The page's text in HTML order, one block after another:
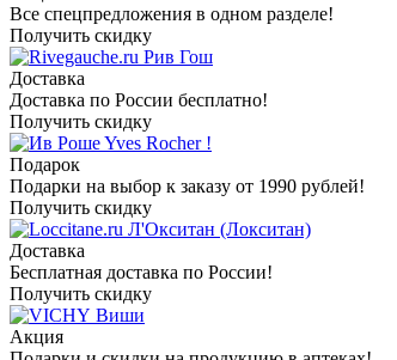
Все спецпредложения в одном разделе!
Получить скидку
Рив Гош
Доставка
Доставка по России бесплатно!
Получить скидку
Yves Rocher !
Подарок
Подарки на выбор к заказу от 1990 рублей!
Получить скидку
Л'Окситан (Локситан)
Доставка
Бесплатная доставка по России!
Получить скидку
Виши
Акция